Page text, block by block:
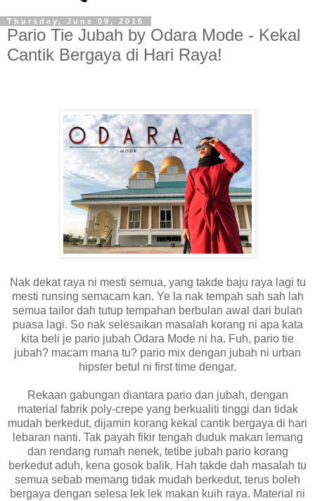
Thursday, June 09, 2016
Pario Tie Jubah by Odara Mode - Kekal
Cantik Bergaya di Hari Raya!
Nak dekat raya ni mesti semua, yang takde baju raya lagi tu
mesti runsing semacam kan. Ye la nak tempah sah sah lah
semua tailor dah tutup tempahan berbulan awal dari bulan
puasa lagi. So nak selesaikan masalah korang ni apa kata
kita beli je pario jubah Odara Mode ni ha. Fuh, pario tie
jubah? macam mana tu? pario mix dengan jubah ni urban
hipster betul ni first time dengar.
Rekaan gabungan diantara pario dan jubah, dengan
material fabrik poly-crepe yang berkualiti tinggi dan tidak
mudah berkedut, dijamin korang kekal cantik bergaya di hari
lebaran nanti. Tak payah fikir tengah duduk makan lemang
dan rendang rumah nenek, tetibe jubah pario korang
berkedut aduh, kena gosok balik. Hah takde dah masalah tu
semua sebab memang tidak mudah berkedut, terus boleh
bergaya dengan selesa lek lek makan kuih raya. Material ni